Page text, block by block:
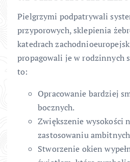
Pielgrzymi podpatrywali
przyporowych, sklepienia
katedrach
propagowali je w rodzinnych
to:
Opracowanie bardziej
bocznych.
Zwiększenie wysokości
zastosowaniu
Stworzenie okien